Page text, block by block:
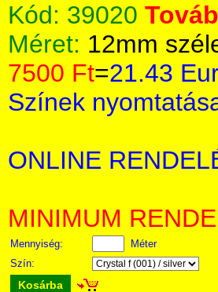
Kód: 39020
Méret: 12mm
7500 Ft=21.43
Színek
ONLINE
MINIMUM
Mennyiség:
Méter
Szín:
Kosárba